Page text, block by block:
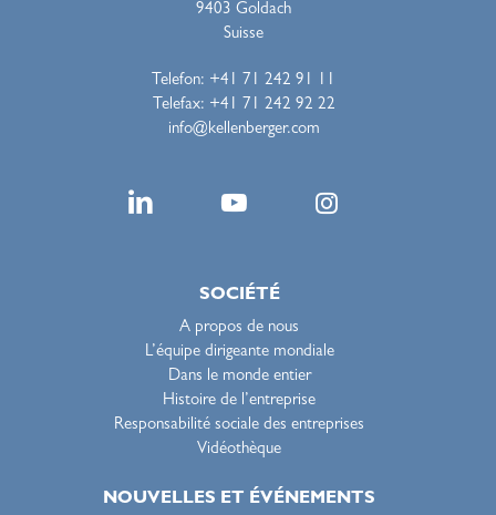
9403 Goldach
Suisse
Telefon: +41 71 242 91 11
Telefax: +41 71 242 92 22
info@kellenberger.com
SOCIÉTÉ
A propos de nous
L’équipe dirigeante mondiale
Dans le monde entier
Histoire de l’entreprise
Responsabilité sociale des entreprises
Vidéothèque
NOUVELLES ET ÉVÉNEMENTS